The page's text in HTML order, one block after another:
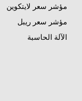
مؤشر سعر لايتكوين
مؤشر سعر ريبل
الآلة الحاسبة